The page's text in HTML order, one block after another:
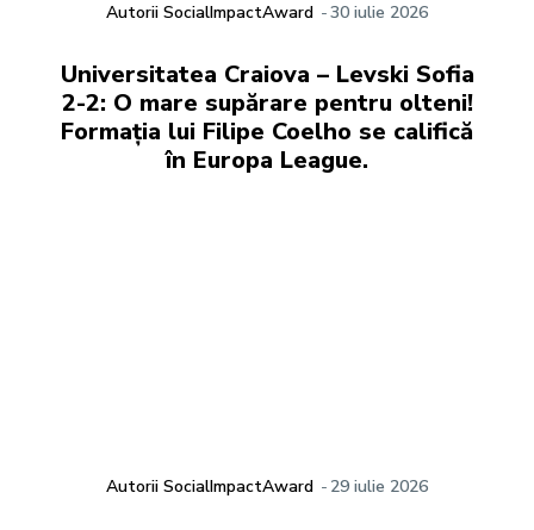
Autorii SocialImpactAward -30 iulie 2026
Universitatea Craiova – Levski Sofia
2-2: O mare supărare pentru olteni!
Formația lui Filipe Coelho se califică
în Europa League.
Autorii SocialImpactAward - 29 iulie 2026